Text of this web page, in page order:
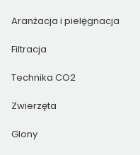
Aranżacja i pielęgnacja
Filtracja
Technika CO2
Zwierzęta
Glony